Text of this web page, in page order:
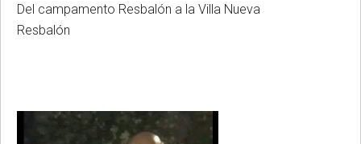
Del campamento Resbalón a la Villa Nueva
Resbalón